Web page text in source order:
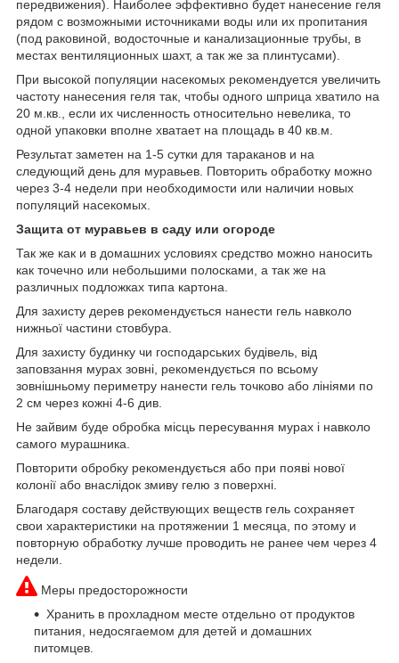
передвижения). Наиболее эффективно будет нанесение геля
рядом с возможными источниками воды или их пропитания
(под раковиной, водосточные и канализационные трубы, в
местах вентиляционных шахт, а так же за плинтусами).
При высокой популяции насекомых рекомендуется увеличить
частоту нанесения геля так, чтобы одного шприца хватило на
20 м.кв., если их численность относительно невелика, то
одной упаковки вполне хватает на площадь в 40 кв.м.
Результат заметен на 1-5 сутки для тараканов и на
следующий день для муравьев. Повторить обработку можно
через 3-4 недели при необходимости или наличии новых
популяций насекомых.
Защита от муравьев в саду или огороде
Так же как и в домашних условиях средство можно наносить
как точечно или небольшими полосками, а так же на
различных подложках типа картона.
Для захисту дерев рекомендується нанести гель навколо
нижньої частини стовбура.
Для захисту будинку чи господарських будівель, від
заповзання мурах зовні, рекомендується по всьому
зовнішньому периметру нанести гель точково або лініями по
2 см через кожні 4-6 див.
Не зайвим буде обробка місць пересування мурах і навколо
самого мурашника.
Повторити обробку рекомендується або при появі нової
колонії або внаслідок змиву гелю з поверхні.
Благодаря составу действующих веществ гель сохраняет
свои характеристики на протяжении 1 месяца, по этому и
повторную обработку лучше проводить не ранее чем через 4
недели.
Меры предосторожности
Хранить в прохладном месте отдельно от продуктов
питания, недосягаемом для детей и домашних
питомцев.